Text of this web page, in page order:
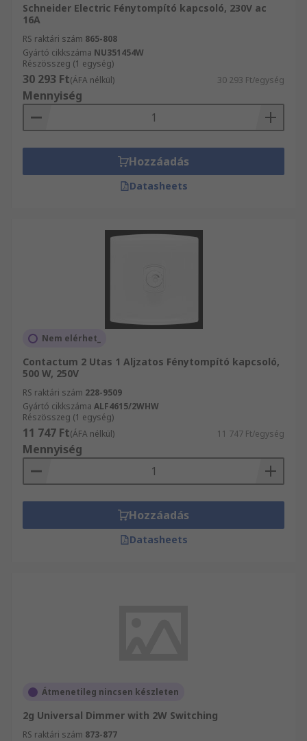
Schneider Electric Fénytompító kapcsoló, 230V ac
16A
RS raktári szám 865-808
Gyártó cikkszáma NU351454W
Részösszeg (1 egység)
30 293 Ft(ÁFA nélkül) 30 293 Ft/egység
Mennyiség
Hozzáadás
Datasheets
Nem elérhet_
Contactum 2 Utas 1 Aljzatos Fénytompító kapcsoló,
500 W, 250V
RS raktári szám 228-9509
Gyártó cikkszáma ALF4615/2WHW
Részösszeg (1 egység)
11 747 Ft(ÁFA nélkül) 11 747 Ft/egység
Mennyiség
Hozzáadás
Datasheets
Átmenetileg nincsen készleten
2g Universal Dimmer with 2W Switching
RS raktári szám 873-877